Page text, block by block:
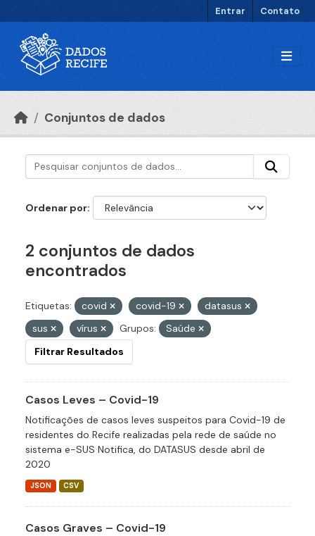
Entrar Contato
Conjuntos de dados
Ordenar por
2 conjuntos de dados
encontrados
Etiquetas: covid covid-19
datasus
sus
vírus Grupos:
Saúde
Filtrar Resultados
Casos Leves – Covid-19
Notificações de casos leves suspeitos para Covid-19 de
residentes do Recife realizadas pela rede de saúde no
sistema e-SUS Notifica, do DATASUS desde abril de
2020
JSON CSV
Casos Graves – Covid-19